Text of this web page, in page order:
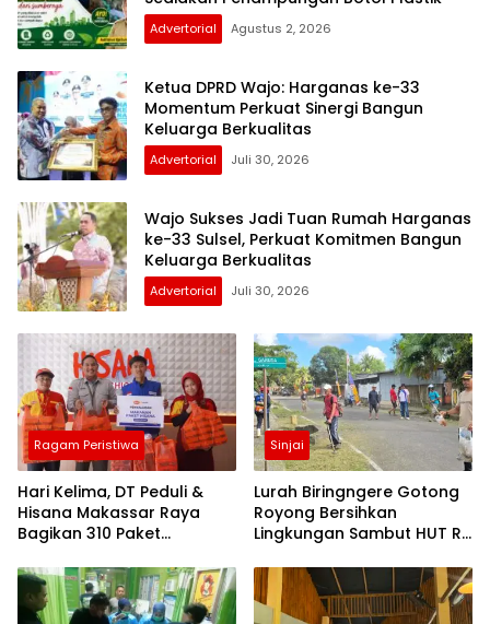
Advertorial Agustus 2, 2026
Ketua DPRD Wajo: Harganas ke-33
Momentum Perkuat Sinergi Bangun
Keluarga Berkualitas
Advertorial Juli 30, 2026
Wajo Sukses Jadi Tuan Rumah Harganas
ke-33 Sulsel, Perkuat Komitmen Bangun
Keluarga Berkualitas
Advertorial Juli 30, 2026
Ragam Peristiwa
Hari Kelima, DT Peduli &
Hisana Makassar Raya
Bagikan 310 Paket
Kebakaran Tallo
Sinjai
Lurah Biringngere Gotong
Royong Bersihkan
Lingkungan Sambut HUT RI